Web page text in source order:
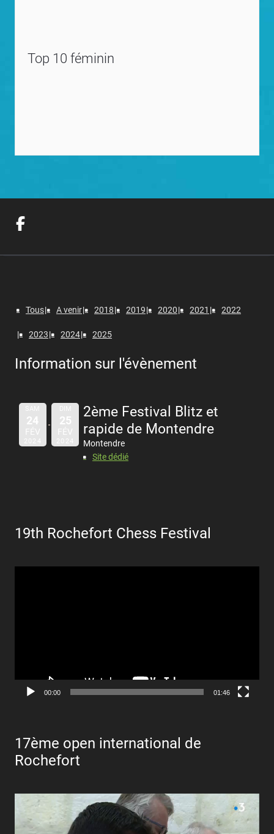
Top 10 féminin
Tous A venir 2018 2019 2020 2021 2022
2023 2024 2025
Information sur l'évènement
SAM
24
FÉV
2024
DIM
25
FÉV
2024
2ème Festival Blitz et
rapide de Montendre
Montendre
Site dédié
19th Rochefort Chess Festival
00:00 01:46
17ème open international de
Rochefort
Lecteur
vidéo